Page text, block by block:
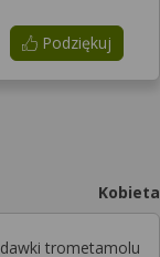
Podziękuj
Kobieta
trometamolu